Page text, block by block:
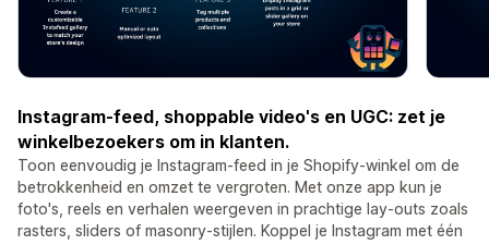
Instagram-feed, shoppable video's en UGC: zet je
winkelbezoekers om in klanten.
Toon eenvoudig je Instagram-feed in je Shopify-winkel om de
betrokkenheid en omzet te vergroten. Met onze app kun je
foto's, reels en verhalen weergeven in prachtige lay-outs zoals
rasters, sliders of masonry-stijlen. Koppel je Instagram met één